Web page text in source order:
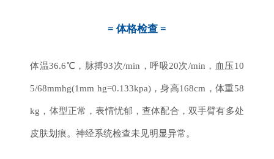
= 体格检查 =
体温36.6℃，脉搏93次/min，呼吸20次/min，血压10
5/68mmhg(1mm hg=0.133kpa)，身高168cm，体重58
kg，体型正常，表情忧郁，查体配合，双手臂有多处
皮肤划痕。神经系统检查未见明显异常。